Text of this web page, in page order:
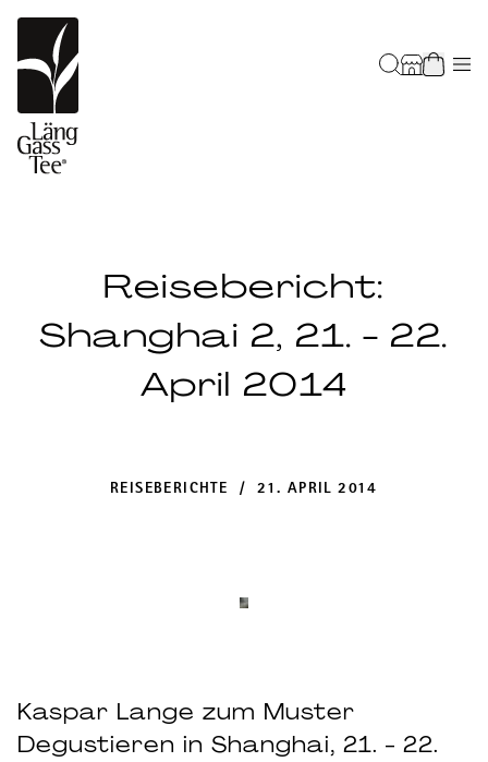
Reisebericht:
Shanghai 2, 21. - 22.
April 2014
REISEBERICHTE / 21. APRIL 2014
Kaspar Lange zum Muster
Degustieren in Shanghai, 21. - 22.